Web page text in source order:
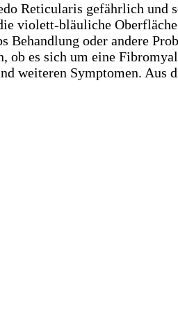
Reticularis gefährlich und
violett-bläuliche
Behandlung oder andere
ob es sich um eine
weiteren Symptomen. Aus